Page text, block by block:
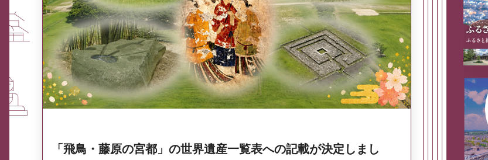
「飛鳥・藤原の宮都」の世界遺産一覧表への記載が決定しまし
ふるさと納税なら、奈良 奈良県政策集